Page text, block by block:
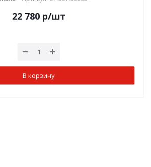
22 780 р/шт
В корзину